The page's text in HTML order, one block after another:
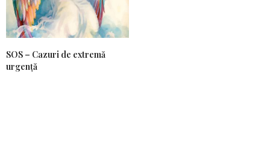
SOS – Cazuri de extremă
urgență